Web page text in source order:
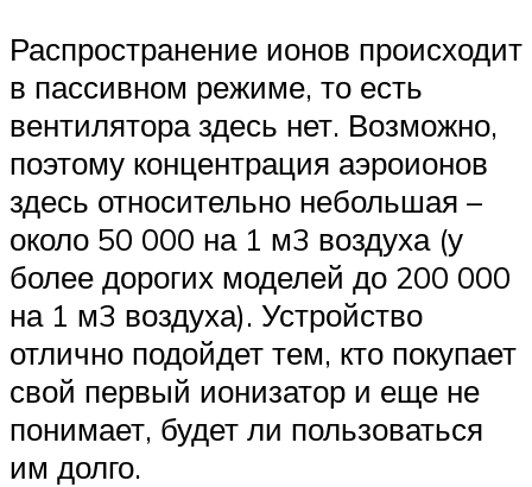
Распространение ионов происходит
в пассивном режиме, то есть
вентилятора здесь нет. Возможно,
поэтому концентрация аэроионов
здесь относительно небольшая –
около 50 000 на 1 м3 воздуха (у
более дорогих моделей до 200 000
на 1 м3 воздуха). Устройство
отлично подойдет тем, кто покупает
свой первый ионизатор и еще не
понимает, будет ли пользоваться
им долго.